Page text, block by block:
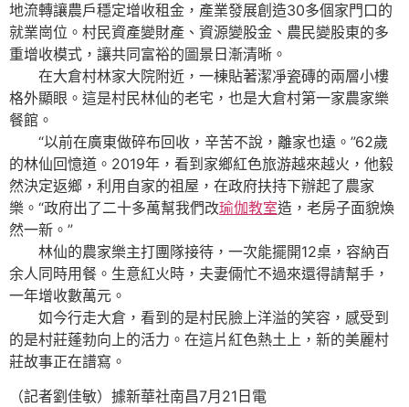
地流轉讓農戶穩定增收租金，產業發展創造30多個家門口的
就業崗位。村民資產變財產、資源變股金、農民變股東的多
重增收模式，讓共同富裕的圖景日漸清晰。
在大倉村林家大院附近，一棟貼著潔凈瓷磚的兩層小樓
格外顯眼。這是村民林仙的老宅，也是大倉村第一家農家樂
餐館。
“以前在廣東做碎布回收，辛苦不說，離家也遠。”62歲
的林仙回憶道。2019年，看到家鄉紅色旅游越來越火，他毅
然決定返鄉，利用自家的祖屋，在政府扶持下辦起了農家
樂。“政府出了二十多萬幫我們改瑜伽教室造，老房子面貌煥
然一新。”
林仙的農家樂主打團隊接待，一次能擺開12桌，容納百
余人同時用餐。生意紅火時，夫妻倆忙不過來還得請幫手，
一年增收數萬元。
如今行走大倉，看到的是村民臉上洋溢的笑容，感受到
的是村莊蓬勃向上的活力。在這片紅色熱土上，新的美麗村
莊故事正在譜寫。
（記者劉佳敏）據新華社南昌7月21日電